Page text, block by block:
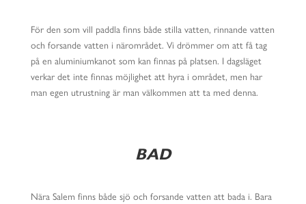
För den som vill paddla finns både stilla vatten, rinnande vatten
och forsande vatten i närområdet. Vi drömmer om att få tag
på en aluminiumkanot som kan finnas på platsen. I dagsläget
verkar det inte finnas möjlighet att hyra i området, men har
man egen utrustning är man välkommen att ta med denna.
BAD
Nära Salem finns både sjö och forsande vatten att bada i. Bara